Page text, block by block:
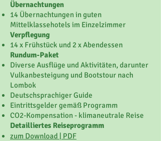
Übernachtungen
14 Übernachtungen in guten
Mittelklassehotels im Einzelzimmer
Verpflegung
14 x Frühstück und 2 x Abendessen
Rundum-Paket
Diverse Ausflüge und Aktivitäten, darunter
Vulkanbesteigung und Bootstour nach
Lombok
Deutschsprachiger Guide
Eintrittsgelder gemäß Programm
CO2-Kompensation - klimaneutrale Reise
Detailliertes Reiseprogramm
zum Download | PDF